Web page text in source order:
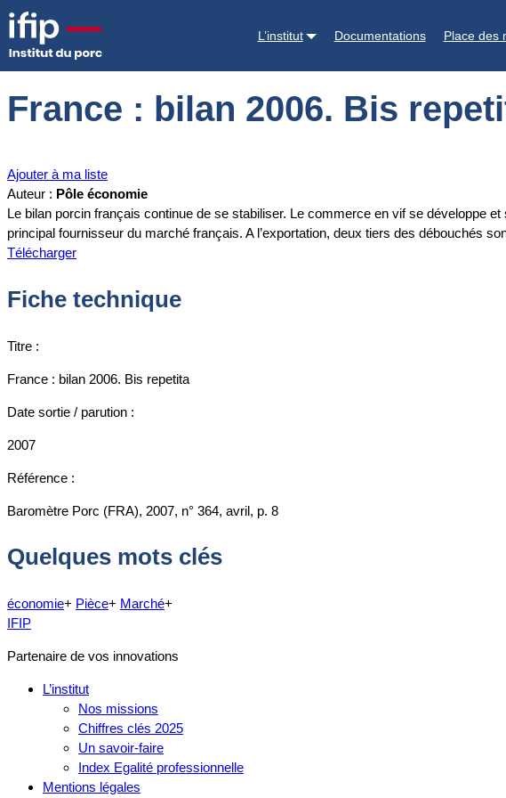
L’institut Documentations Place des
Accueil Documentations
France : bilan 2006. Bis
Ajouter à ma liste
Auteur : Pôle économie
Le bilan porcin français continue de se stabiliser. Le commerce en vif se développe
principal fournisseur du marché français. A l’exportation, deux tiers des débouchés
Télécharger
Fiche technique
Titre :
France : bilan 2006. Bis repetita
Date sortie / parution :
2007
Référence :
Baromètre Porc (FRA), 2007, n° 364, avril, p. 8
Quelques mots clés
économie+ Pièce+ Marché+
IFIP
Partenaire de vos innovations
L’institut
Nos missions
Chiffres clés 2025
Un savoir-faire
Index Egalité professionnelle
Mentions légales